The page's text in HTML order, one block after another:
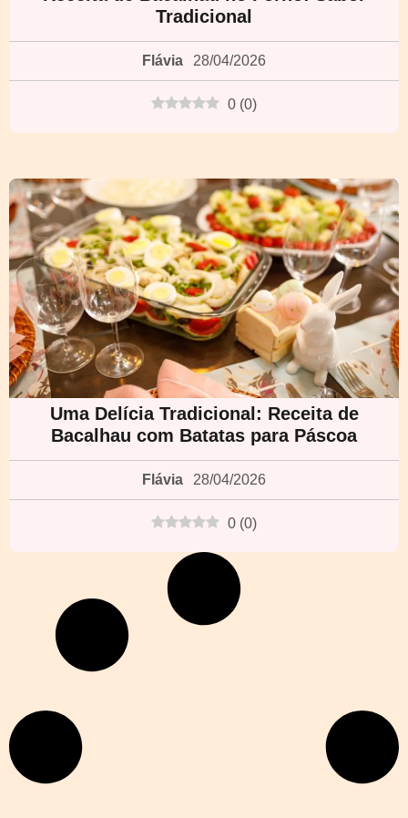
Tradicional
Flávia 28/04/2026
0 (0)
Uma Delícia Tradicional: Receita de
Bacalhau com Batatas para Páscoa
Flávia 28/04/2026
0 (0)